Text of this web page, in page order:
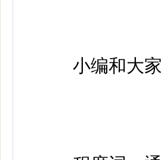
小编和大家